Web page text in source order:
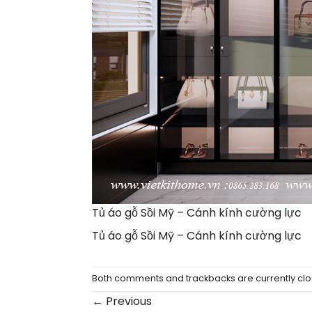
Tủ áo gỗ Sồi Mỹ – Cánh kính cường lực
Tủ áo gỗ Sồi Mỹ – Cánh kính cường lực
Both comments and trackbacks are currently
← Previous